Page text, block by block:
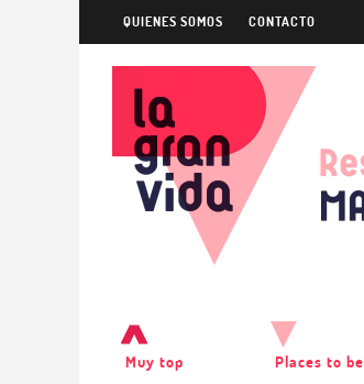
QUIENES SOMOS CONTACTO
Muy top Places to be